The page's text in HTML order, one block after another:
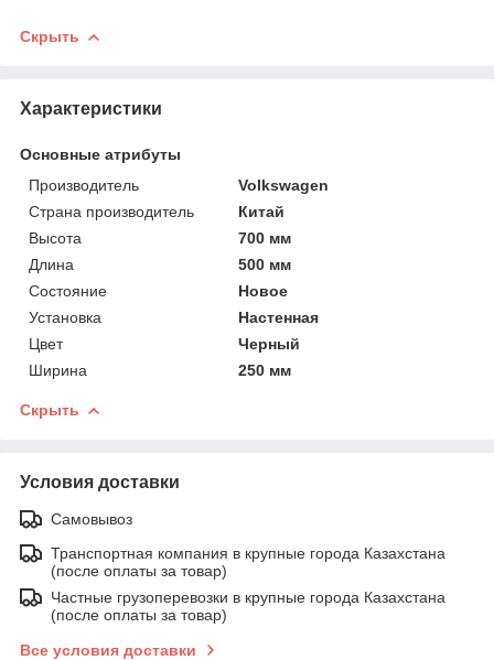
Скрыть
Характеристики
Основные атрибуты
Производитель
Volkswagen
Страна производитель
Китай
Высота
700 мм
Длина
500 мм
Состояние
Новое
Установка
Настенная
Цвет
Черный
Ширина
250 мм
Скрыть
Условия доставки
Самовывоз
Транспортная компания в крупные города Казахстана
(после оплаты за товар)
Частные грузоперевозки в крупные города Казахстана
(после оплаты за товар)
Все условия доставки